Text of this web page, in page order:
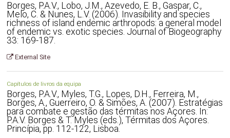
Borges, P.A.V., Lobo, J.M., Azevedo, E. B., Gaspar, C.,
Melo, C. & Nunes, L.V. (2006). Invasibility and species
richness of island endemic arthropods: a general model
of endemic vs. exotic species. Journal of Biogeography
33: 169-187.
External Site
Capítulos de livros da equipa
Borges, P.A.V., Myles, T.G., Lopes, D.H., Ferreira, M.,
Borges, A., Guerreiro, O. & Simões, A. (2007). Estratégias
para combate e gestão das térmitas nos Açores. In:
P.A.V. Borges & T. Myles (eds.), Térmitas dos Açores.
Princípia, pp. 112-122, Lisboa.